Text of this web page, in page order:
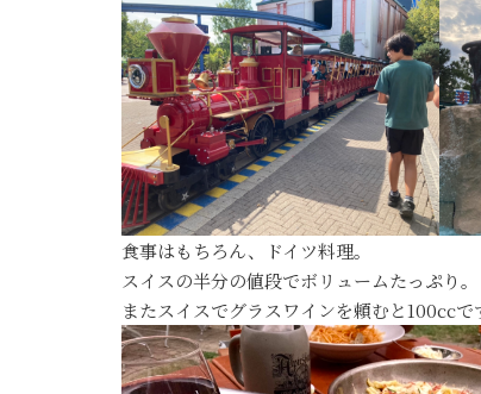
食事はもちろん、ドイツ料理。
スイスの半分の値段でボリュームたっぷり。
またスイスでグラスワインを頼むと100ccで